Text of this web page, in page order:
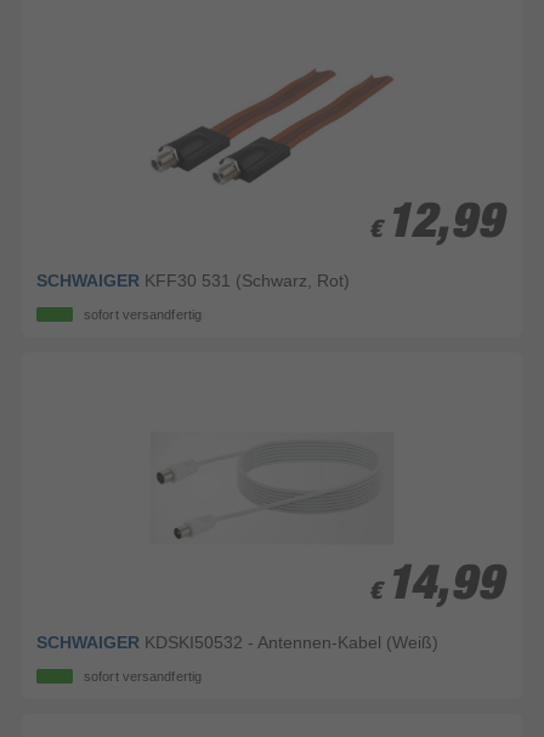
€ 12,99
€ 12,99
SCHWAIGER KFF30 531 (Schwarz, Rot)
sofort versandfertig
€ 14,99
€ 14,99
SCHWAIGER KDSKI50532 - Antennen-Kabel (Weiß)
sofort versandfertig